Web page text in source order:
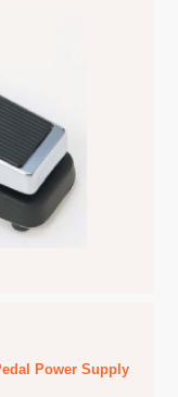
Power Supply